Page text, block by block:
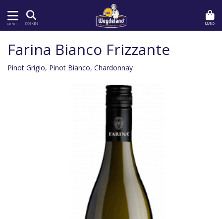
MENU ZOEKEN MAND
Farina Bianco Frizzante
Pinot Grigio, Pinot Bianco, Chardonnay